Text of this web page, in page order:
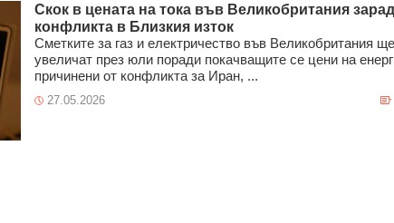
Скок в цената на тока във Великобритания
конфликта в Близкия изток
Сметките за газ и електричество във Великобритания
увеличат през юли поради покачващите се цени на
причинени от конфликта за Иран, ...
27.05.2026